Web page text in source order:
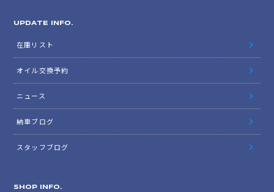
UPDATE INFO.
在庫リスト
オイル交換予約
ニュース
納車ブログ
スタッフブログ
SHOP INFO.